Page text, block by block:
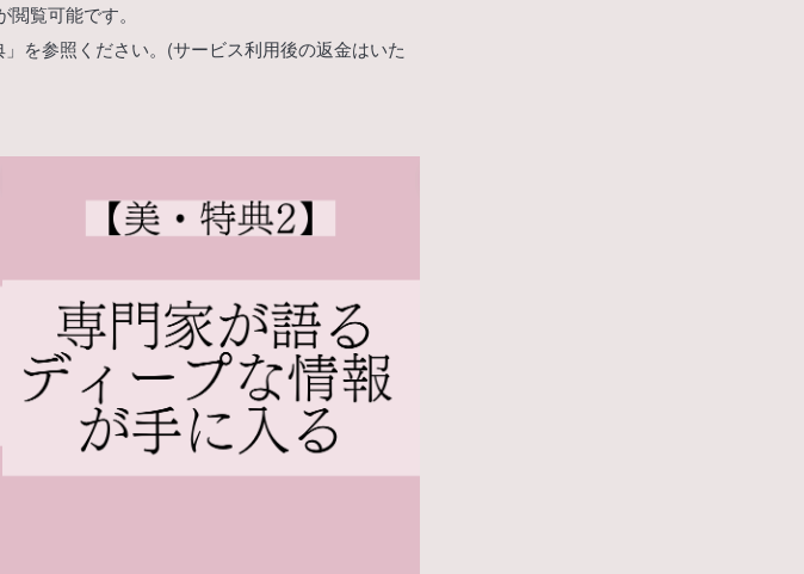
覧可能です。
を参照ください。(サービス利用後の返金はいた